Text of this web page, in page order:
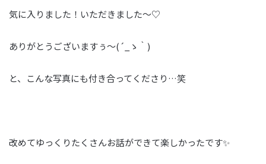
気に入りました！いただきました～♡
ありがとうございますぅ～(´_ゝ｀)
と、こんな写真にも付き合ってくださり…笑
改めてゆっくりたくさんお話ができて楽しかったです✨